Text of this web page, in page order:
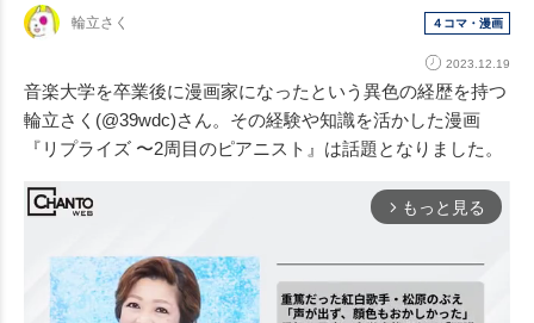
輪立さく ４コマ・漫画
2023.12.19
音楽大学を卒業後に漫画家になったという異色の経歴を持つ
輪立さく(@39wdc)さん。その経験や知識を活かした漫画
『リプライズ 〜2周目のピアニスト』は話題となりました。
arrow_forward_ios もっと見る